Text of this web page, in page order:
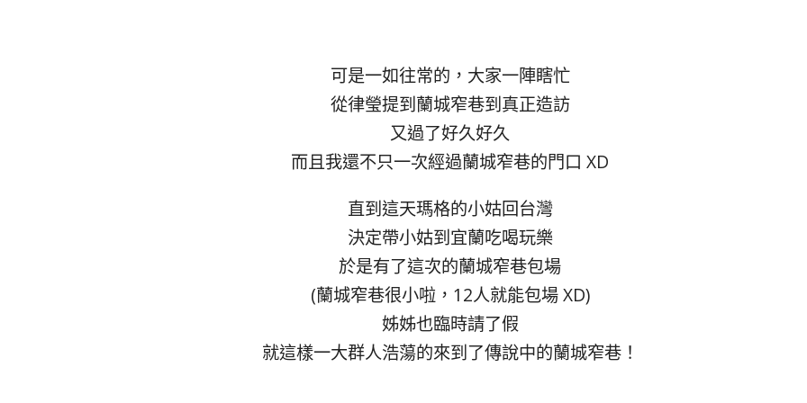
可是一如往常的，大家一陣瞎忙
從律瑩提到蘭城窄巷到真正造訪
又過了好久好久
而且我還不只一次經過蘭城窄巷的門口 XD
直到這天瑪格的小姑回台灣
決定帶小姑到宜蘭吃喝玩樂
於是有了這次的蘭城窄巷包場
(蘭城窄巷很小啦，12人就能包場 XD)
姊姊也臨時請了假
就這樣一大群人浩蕩的來到了傳說中的蘭城窄巷！